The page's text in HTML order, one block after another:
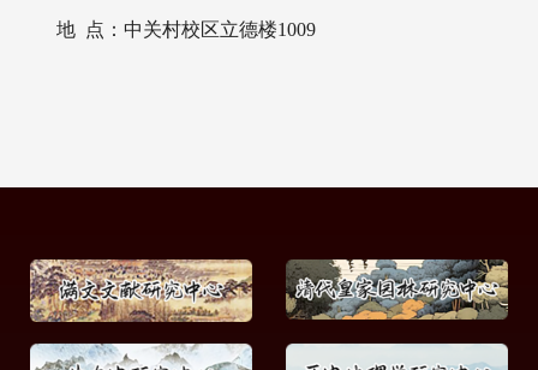
地 点：中关村校区立德楼1009